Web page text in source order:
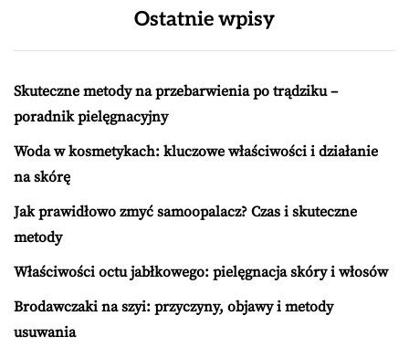
Ostatnie wpisy
Skuteczne metody na przebarwienia po trądziku –
poradnik pielęgnacyjny
Woda w kosmetykach: kluczowe właściwości i działanie
na skórę
Jak prawidłowo zmyć samoopalacz? Czas i skuteczne
metody
Właściwości octu jabłkowego: pielęgnacja skóry i włosów
Brodawczaki na szyi: przyczyny, objawy i metody
usuwania